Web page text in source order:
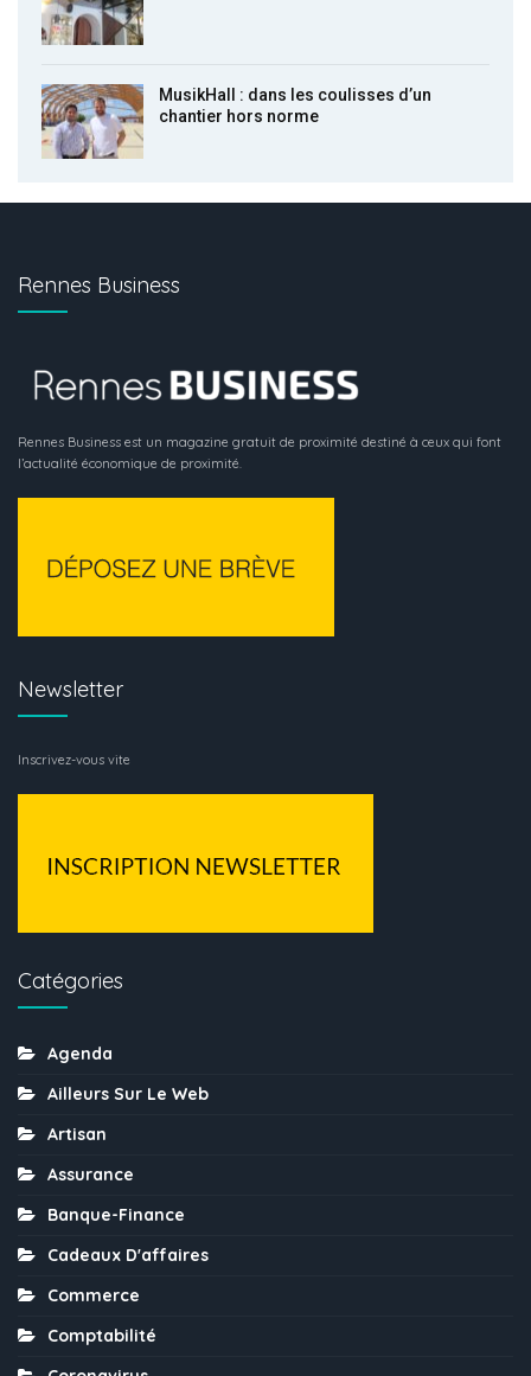
MusikHall : dans les coulisses d’un
chantier hors norme
Rennes Business
Rennes Business est un magazine gratuit de proximité destiné à ceux qui font
l’actualité économique de proximité.
Newsletter
Inscrivez-vous vite
Catégories
Agenda
Ailleurs Sur Le Web
Artisan
Assurance
Banque-Finance
Cadeaux D'affaires
Commerce
Comptabilité